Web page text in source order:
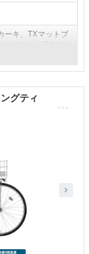
ーキ、TXマットブ
ーン
グティ